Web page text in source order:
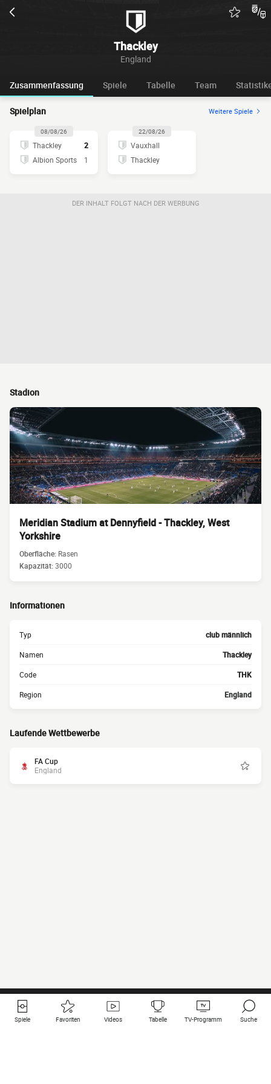
Thackley
England
Zusammenfassung Spiele Tabelle Team
Spielplan Weitere Spiele
08/08/26
Thackley
2
Albion Sports
1
22/08/26
Vauxhall
Thackley
DER INHALT FOLGT NACH DER WERBUNG
Stadion
Meridian Stadium at Dennyfield - Thackley, West
Yorkshire
Oberfläche: Rasen
Kapazität:3000
Informationen
Typ club männlich
Namen Thackley
Code THK
Region England
Laufende Wettbewerbe
FA Cup
England
Spiele Favoriten Videos Tabelle TV-Programm Suche